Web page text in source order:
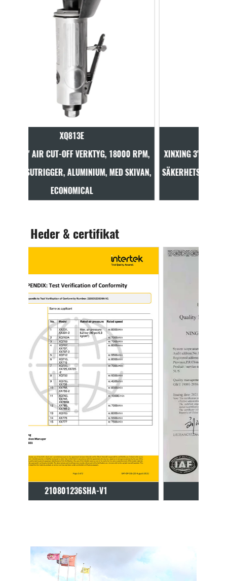
RPM,
SKIVAN,
XINXING 3" AIR CUT-OFF VERKTYG, 18000 RPM,
SÄKERHETSUTRIGGER, ALUMINIUM, MED SKIVAN,
Heder & certifikat